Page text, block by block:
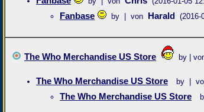
Fanbase by | von Harald (2016-
The Who Merchandise US Store by |
The Who Merchandise US Store by |
The Who Merchandise US Store